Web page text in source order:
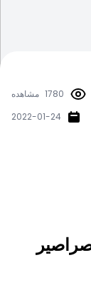
1780 مشاهده
2022-01-24